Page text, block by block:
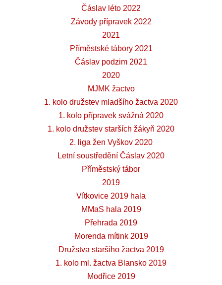
Čáslav léto 2022
Závody přípravek 2022
2021
Příměstské tábory 2021
Čáslav podzim 2021
2020
MJMK žactvo
1. kolo družstev mladšího žactva 2020
1. kolo přípravek svážná 2020
1. kolo družstev starších žákyň 2020
2. liga žen Vyškov 2020
Letní soustředění Čáslav 2020
Příměstský tábor
2019
Vítkovice 2019 hala
MMaS hala 2019
Přehrada 2019
Morenda mítink 2019
Družstva staršího žactva 2019
1. kolo ml. žactva Blansko 2019
Modřice 2019